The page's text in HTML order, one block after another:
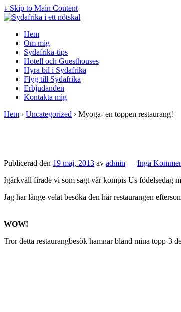
↓ Skip to Main Content
Hem
Om mig
Sydafrika-tips
Hotell och Guesthouses
Hyra bil i Sydafrika
Flyg till Sydafrika
Erbjudanden
Kontakta mig
Hem › Uncategorized › Myoga- en toppen restaurang!
Publicerad den 19 maj, 2013 av admin — Inga
Igårkväll firade vi som sagt vår kompis Us födelsedag
Jag har länge velat besöka den här restaurangen
WOW!
Tror detta restaurangbesök hamnar bland mina topp-3